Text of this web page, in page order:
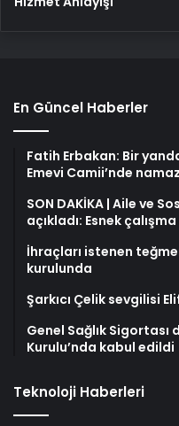
En Güncel Haberler
Fatih Erbakan: Bir
Emevi Camii’nde
SON DAKİKA | Aile ve
açıkladı: Esnek
İhraçları istenen
kurulunda
Şarkıcı Çelik sevgilisi
Genel Sağlık Sigortası
Kurulu’nda kabul edildi
Teknoloji Haberleri